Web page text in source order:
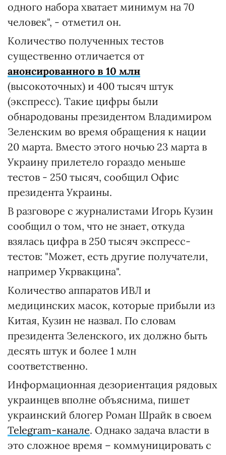
одного набора хватает минимум на 70
человек", - отметил он.
Количество полученных тестов
существенно отличается от
анонсированного в 10 млн
(высокоточных) и 400 тысяч штук
(экспресс). Такие цифры были
обнародованы президентом Владимиром
Зеленским во время обращения к нации
20 марта. Вместо этого ночью 23 марта в
Украину прилетело гораздо меньше
тестов - 250 тысяч, сообщил Офис
президента Украины.
В разговоре с журналистами Игорь Кузин
сообщил о том, что не знает, откуда
взялась цифра в 250 тысяч экспресс-
тестов: "Может, есть другие получатели,
например Укрвакцина".
Количество аппаратов ИВЛ и
медицинских масок, которые прибыли из
Китая, Кузин не назвал. По словам
президента Зеленского, их должно быть
десять штук и более 1 млн
соответственно.
Информационная дезориентация рядовых
украинцев вполне объяснима, пишет
украинский блогер Роман Шрайк в своем
Telegram-канале. Однако задача власти в
это сложное время – коммуницировать с